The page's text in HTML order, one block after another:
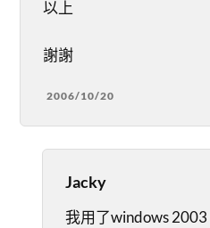
以上
謝謝
2006/10/20
Jacky
我用了windows